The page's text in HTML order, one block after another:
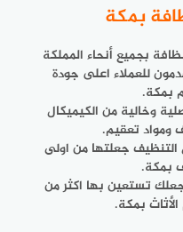
بمكة
بجميع أنحاء المملكة
للعملاء اعلى جودة
بمكة.
وخالية من الكيميكال
ومواد تعقيم.
جعلتها من اولى
بمكة.
تستعين بها اكثر من
بمكة.